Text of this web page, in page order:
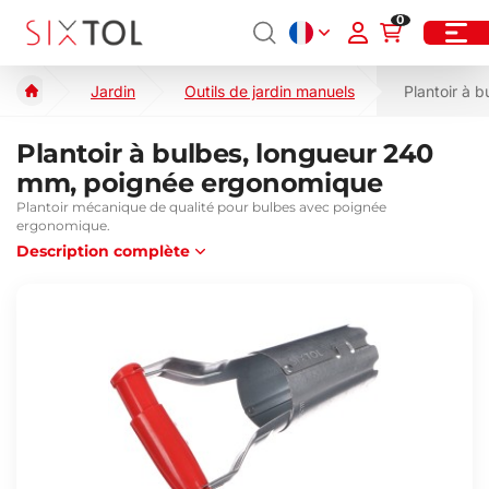
0
Jardin Outils de jardin manuels Plantoir à
Plantoir à bulbes, longueur 240
mm, poignée ergonomique
Plantoir mécanique de qualité pour bulbes avec poignée
ergonomique.
Description complète